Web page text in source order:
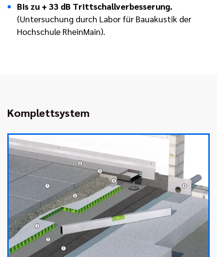
Bis zu + 33 dB Trittschallverbesserung.
(Untersuchung durch Labor für Bauakustik der
Hochschule RheinMain).
Komplettsystem